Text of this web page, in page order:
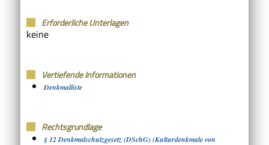
Erforderliche Unterlagen
keine
Vertiefende Informationen
Denkmalliste
Rechtsgrundlage
§ 12 Denkmalschutzgesetz (DSchG) (Kulturdenkmale von